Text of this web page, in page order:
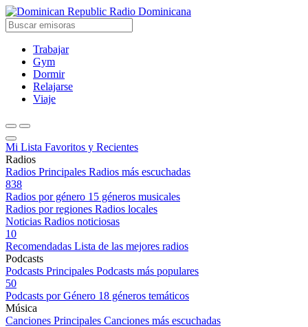
Radio Dominicana
Trabajar
Gym
Dormir
Relajarse
Viaje
Mi Lista Favoritos y Recientes
Radios
Radios Principales Radios más escuchadas
838
Radios por género 15 géneros musicales
Radios por regiones Radios locales
Noticias Radios noticiosas
10
Recomendadas Lista de las mejores radios
Podcasts
Podcasts Principales Podcasts más populares
50
Podcasts por Género 18 géneros temáticos
Música
Canciones Principales Canciones más escuchadas